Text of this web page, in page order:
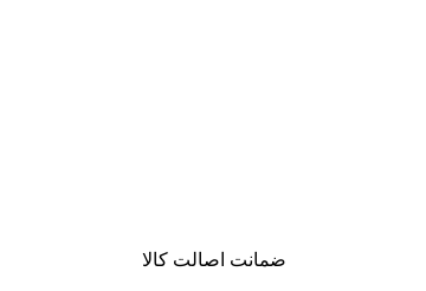
ضمانت اصالت کالا